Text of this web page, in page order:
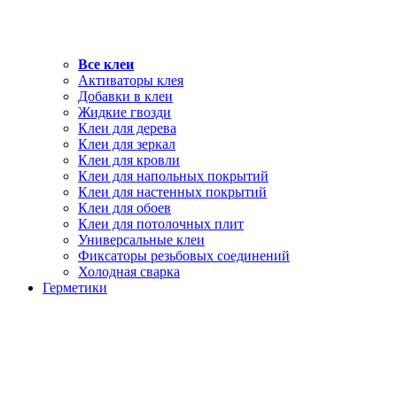
Все клеи
Активаторы клея
Добавки в клеи
Жидкие гвозди
Клеи для дерева
Клеи для зеркал
Клеи для кровли
Клеи для напольных покрытий
Клеи для настенных покрытий
Клеи для обоев
Клеи для потолочных плит
Универсальные клеи
Фиксаторы резьбовых соединений
Холодная сварка
Герметики